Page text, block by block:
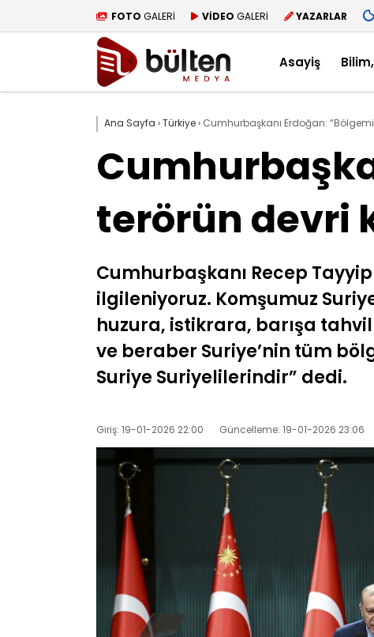
FOTO GALERİ VİDEO GALERİ YAZARLAR
Asayiş
Ana Sayfa ›Türkiye› Cumhurbaşkanı Erdoğan:
terörün devri
Cumhurbaşkanı Recep
ilgileniyoruz. Komşumuz
huzura, istikrara, barışa
ve beraber Suriye’nin tüm
Suriye Suriyelilerindir” dedi.
Giriş: 19-01-2026 22:00 Güncelleme: 19-01-2026 23:06